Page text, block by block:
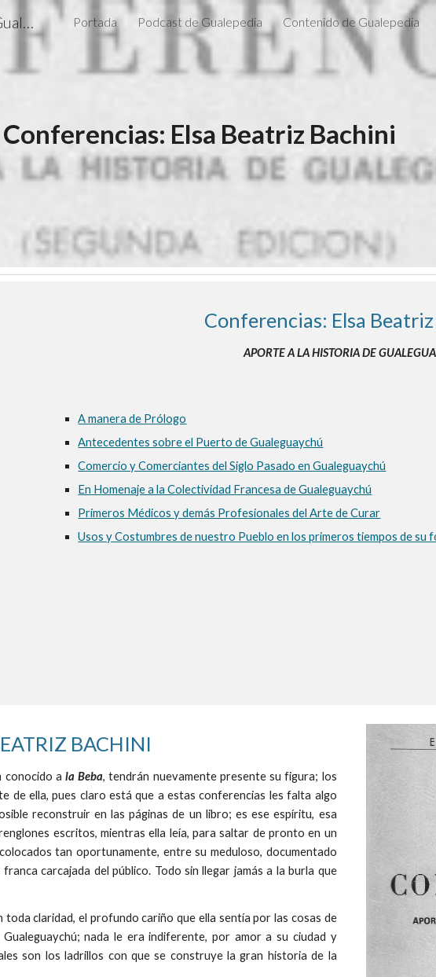
Skip to main content Skip to navigation
Gualepedia: Enciclopedia Digital de Gualeguaychú Portada Podcast de Gualepedia Contenido de Gualepedia
Conferencias: Elsa Beatriz Bachini
Conferencias: Elsa
APORTE A LA HISTORIA DE
A manera de Prólogo
Antecedentes sobre el Puerto de Gualeguaychú
Comercio y Comerciantes del Siglo Pasado en Gualeguaychú
En Homenaje a la Colectividad Francesa de Gualeguaychú
Primeros Médicos y demás Profesionales del Arte de Curar
Usos y Costumbres de nuestro Pueblo en los primeros tiempos de su
BACHINI
conocido a la Beba, tendrán nuevamente presente su figura; los
de ella, pues claro está que a estas conferencias les falta algo
reconstruir en las páginas de un libro; es ese espíritu, esa
escritos, mientras ella leía, para saltar de pronto en un
tan oportunamente, entre su meduloso, documentado
carcajada del público. Todo sin llegar jamás a la burla que
toda claridad, el profundo cariño que ella sentía por las cosas de
nada le era indiferente, por amor a su ciudad y
son los ladrillos con que se construye la gran historia de la